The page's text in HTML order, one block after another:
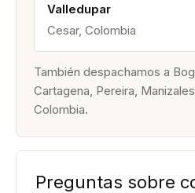
Valledupar
Cesar, Colombia
También despachamos a
Cartagena, Pereira,
Colombia.
Preguntas sobre